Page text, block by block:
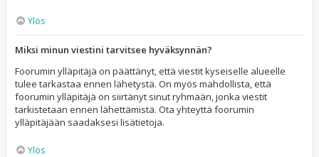
Ylös
Miksi minun viestini tarvitsee hyväksynnän?
Foorumin ylläpitäjä on päättänyt, että viestit kyseiselle alueelle
tulee tarkastaa ennen lähetystä. On myös mahdollista, että
foorumin ylläpitäjä on siirtänyt sinut ryhmään, jonka viestit
tarkistetaan ennen lähettämistä. Ota yhteyttä foorumin
ylläpitäjään saadaksesi lisätietoja.
Ylös